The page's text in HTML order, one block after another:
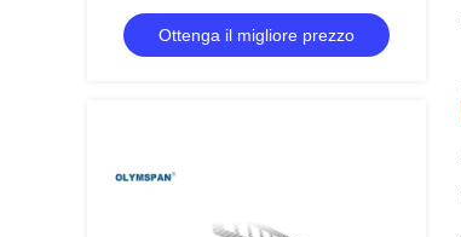
Ottenga il migliore prezzo